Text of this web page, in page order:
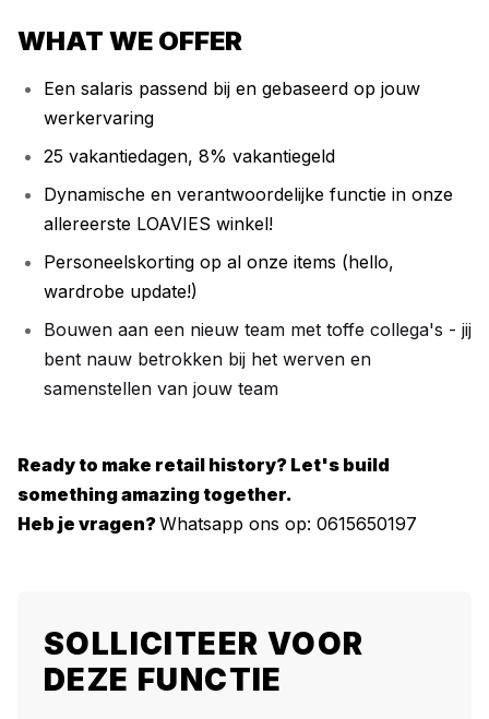
WHAT WE OFFER
Een salaris passend bij en gebaseerd op jouw
werkervaring
25 vakantiedagen, 8% vakantiegeld
Dynamische en verantwoordelijke functie in onze
allereerste LOAVIES winkel!
Personeelskorting op al onze items (hello,
wardrobe update!)
Bouwen aan een nieuw team met toffe collega's - jij
bent nauw betrokken bij het werven en
samenstellen van jouw team
Ready to make retail history? Let's build
something amazing together.
Heb je vragen?Whatsapp ons op: 0615650197
SOLLICITEER VOOR
DEZE FUNCTIE